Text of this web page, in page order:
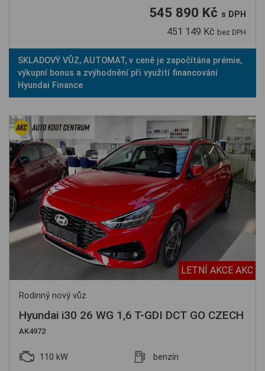
545 890 Kč s DPH
451 149 Kč bez DPH
SKLADOVÝ VŮZ, AUTOMAT, v ceně je započítána prémie,
výkupní bonus a zvýhodnění při využití financování
Hyundai Finance
LETNÍ AKCE AKC
Rodinný nový vůz
Hyundai i30 26 WG 1,6 T-GDI DCT GO CZECH
AK4972
110 kW benzín